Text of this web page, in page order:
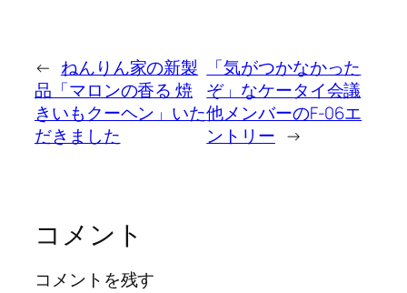
← ねんりん家の新製
品「マロンの香る 焼
きいもクーヘン」いた
だきました
「気がつかなかった
ぞ」なケータイ会議
他メンバーのF-06エ
ントリー →
コメント
コメントを残す